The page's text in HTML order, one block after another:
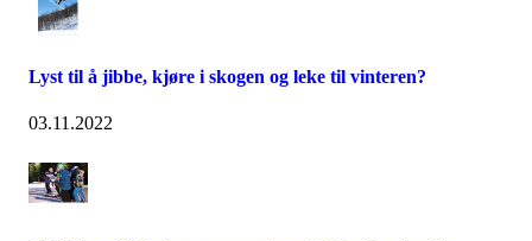
Lyst til å jibbe, kjøre i skogen og leke til vinteren?
03.11.2022